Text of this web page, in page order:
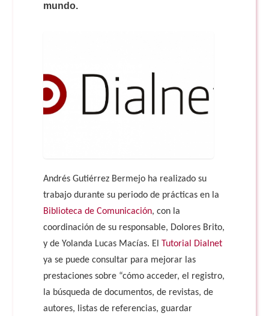
mundo.
Andrés Gutiérrez Bermejo ha realizado su
trabajo durante su periodo de prácticas en la
Biblioteca de Comunicación, con la
coordinación de su responsable, Dolores Brito,
y de Yolanda Lucas Macías. El Tutorial Dialnet
ya se puede consultar para mejorar las
prestaciones sobre “cómo acceder, el registro,
la búsqueda de documentos, de revistas, de
autores, listas de referencias, guardar